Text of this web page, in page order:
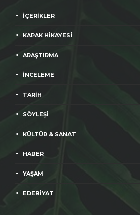
İÇERİKLER
KAPAK HİKAYESİ
ARAŞTIRMA
İNCELEME
TARİH
SÖYLEŞİ
KÜLTÜR & SANAT
HABER
YAŞAM
EDEBİYAT